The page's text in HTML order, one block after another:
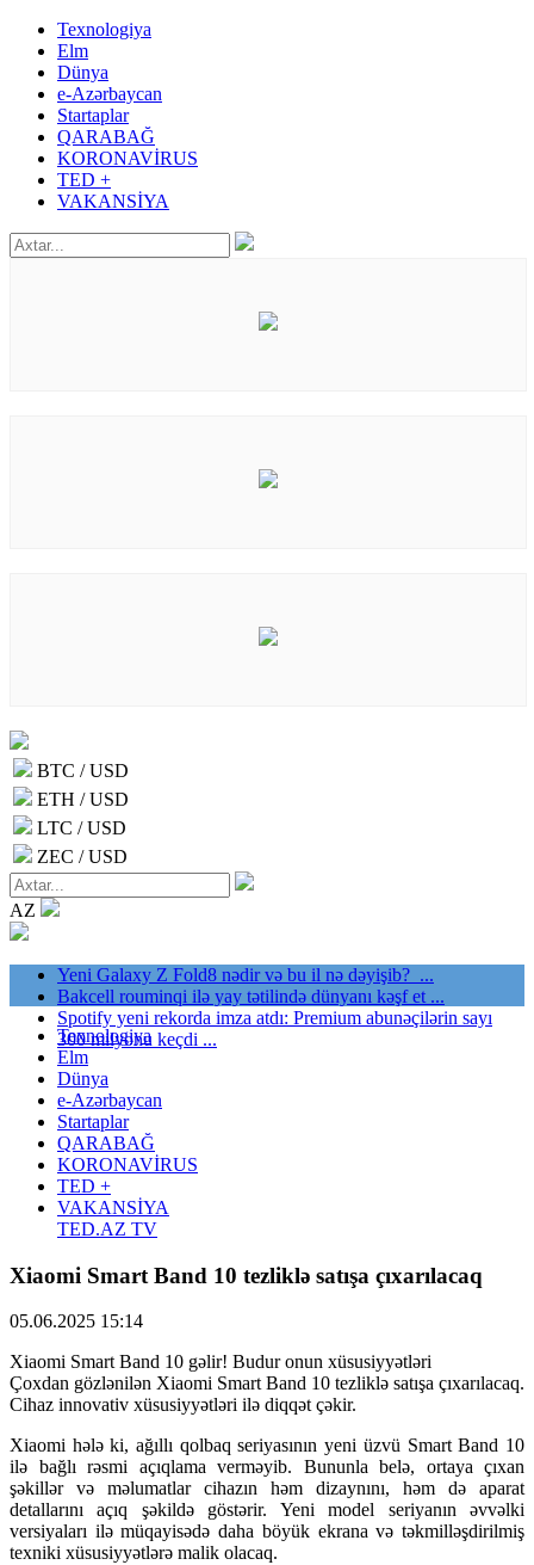
Texnologiya
Elm
Dünya
e-Azərbaycan
Startaplar
QARABAĞ
KORONAVİRUS
TED +
VAKANSİYA
BTC / USD
ETH / USD
LTC / USD
ZEC / USD
AZ
Yeni Galaxy Z Fold8 nədir və bu il nə dəyişib? ...
Bakcell rouminqi ilə yay tətilində dünyanı kəşf et ...
Spotify yeni rekorda imza atdı: Premium abunəçilərin sayı
300 milyonu keçdi ...
Texnologiya
Elm
Dünya
e-Azərbaycan
Startaplar
QARABAĞ
KORONAVİRUS
TED +
VAKANSİYA
TED.AZ TV
Xiaomi Smart Band 10 tezliklə satışa çıxarılacaq
05.06.2025 15:14
Xiaomi Smart Band 10 gəlir! Budur onun xüsusiyyətləri
Çoxdan gözlənilən Xiaomi Smart Band 10 tezliklə satışa çıxarılacaq.
Cihaz innovativ xüsusiyyətləri ilə diqqət çəkir.
Xiaomi hələ ki, ağıllı qolbaq seriyasının yeni üzvü Smart Band 10
ilə bağlı rəsmi açıqlama verməyib. Bununla belə, ortaya çıxan
şəkillər və məlumatlar cihazın həm dizaynını, həm də aparat
detallarını açıq şəkildə göstərir. Yeni model seriyanın əvvəlki
versiyaları ilə müqayisədə daha böyük ekrana və təkmilləşdirilmiş
texniki xüsusiyyətlərə malik olacaq.